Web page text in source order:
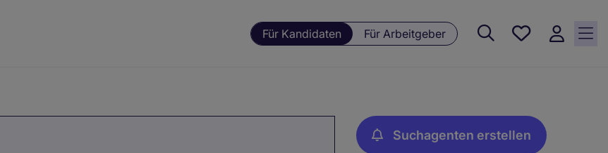
Für Kandidaten Für Arbeitgeber
Meine
Suchagenten erstellen